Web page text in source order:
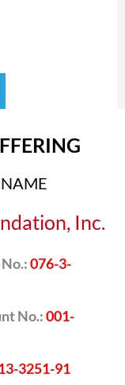
Inc.
076-3-
No.:001-
3251-91